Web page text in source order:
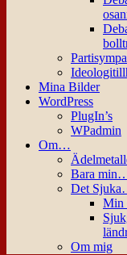
Mina Bilder
WordPress
PlugIn’s
WPadmin
Om…
Bara
Det
Min
Om mig